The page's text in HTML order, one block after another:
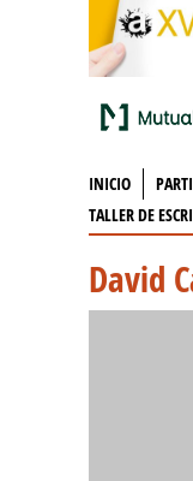
INICIO
TALLER DE
David